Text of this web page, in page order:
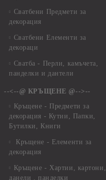
Сватбени Предмети за
декорация
Сватбени Елементи за
декораци
Сватба - Перли, камъчета,
панделки и дантели
--<--@ КРЪЩЕНЕ @-->--
Кръщене - Предмети за
декорация - Кутии, Папки,
Бутилки, Книги
Кръщене - Елементи за
декорация
Кръщене - Хартии, картони,
данели , панделки